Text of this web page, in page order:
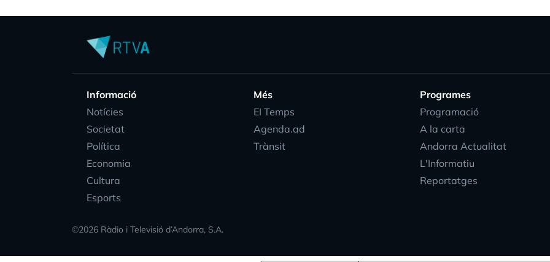
Informació
Notícies
Societat
Política
Economia
Cultura
Esports
Més
EI Temps
Agenda.ad
Trànsit
Programes
Programació
A la carta
Andorra Actualitat
L'Informatiu
Reportatges
©2026 Ràdio i Televisió d’Andorra, S.A.